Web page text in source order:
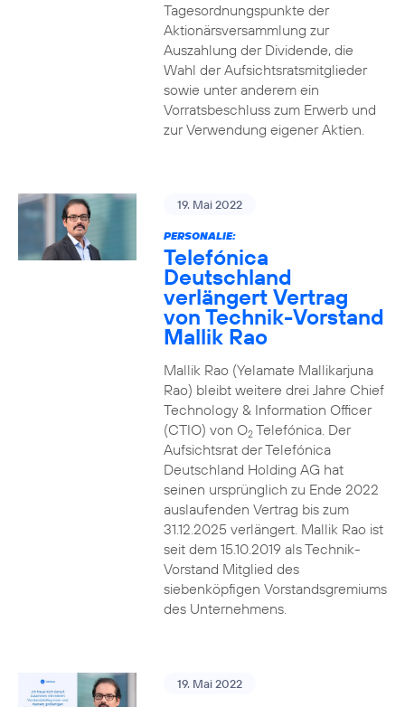
Tagesordnungspunkte der
Aktionärsversammlung zur
Auszahlung der Dividende, die
Wahl der Aufsichtsratsmitglieder
sowie unter anderem ein
Vorratsbeschluss zum Erwerb und
zur Verwendung eigener Aktien.
19. Mai 2022
PERSONALIE:
Telefónica
Deutschland
verlängert Vertrag
von Technik-Vorstand
Mallik Rao
Mallik Rao (Yelamate Mallikarjuna
Rao) bleibt weitere drei Jahre Chief
Technology & Information Officer
(CTIO) von O2Telefónica. Der
Aufsichtsrat der Telefónica
Deutschland Holding AG hat
seinen ursprünglich zu Ende 2022
auslaufenden Vertrag bis zum
31.12.2025 verlängert. Mallik Rao ist
seit dem 15.10.2019 als Technik-
Vorstand Mitglied des
siebenköpfigen Vorstandsgremiums
des Unternehmens.
19. Mai 2022